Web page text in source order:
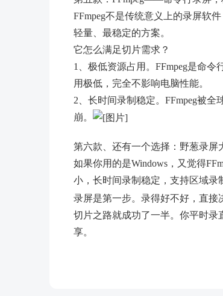
FFmpeg不是传统意义上的录屏软
轻量、最稳定的方案。
它怎么满足切片需求？
1、极低资源占用。FFmpeg是命
用极低，完全不影响电脑性能。
2、长时间录制稳定。FFmpeg被
崩。
第六款、还有一个选择：野葱录屏
如果你用的是Windows，又觉得
小，长时间录制稳定，支持区域录
录屏是第一步。录得好不好，直
切片之路就成功了一半。你平时
享。